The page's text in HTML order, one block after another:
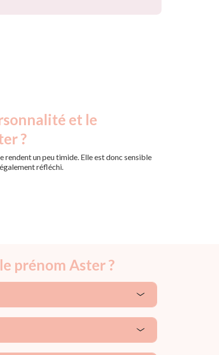
et le
?
rendent un peu timide. Elle est donc sensible
réfléchi.
prénom Aster ?